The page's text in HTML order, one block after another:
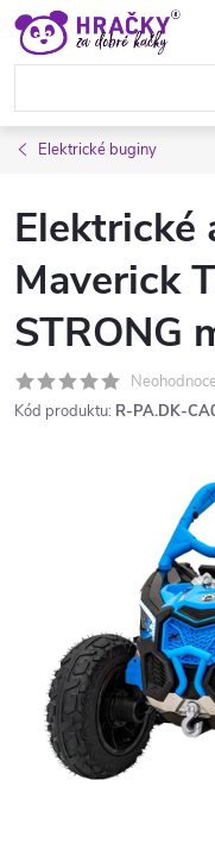
Přejít
obsah
Elektrické buginy
Elektrické
Maverick
STRONG
Kód produktu: R-PA.DK-